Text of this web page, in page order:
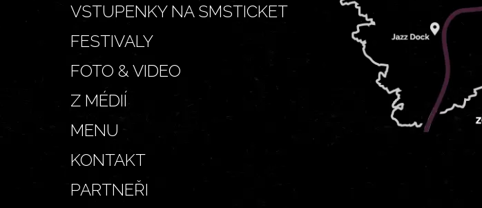
VSTUPENKY NA SMSTICKET
FESTIVALY
FOTO & VIDEO
Z MÉDIÍ
MENU
KONTAKT
PARTNEŘI